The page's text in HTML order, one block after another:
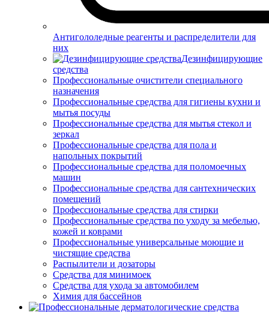
Антигололедные реагенты и распределители для
них
Дезинфицирующие
средства
Профессиональные очистители специального
назначения
Профессиональные средства для гигиены кухни и
мытья посуды
Профессиональные средства для мытья стекол и
зеркал
Профессиональные средства для пола и
напольных покрытий
Профессиональные средства для поломоечных
машин
Профессиональные средства для сантехнических
помещений
Профессиональные средства для стирки
Профессиональные средства по уходу за мебелью,
кожей и коврами
Профессиональные универсальные моющие и
чистящие средства
Распылители и дозаторы
Средства для минимоек
Средства для ухода за автомобилем
Химия для бассейнов